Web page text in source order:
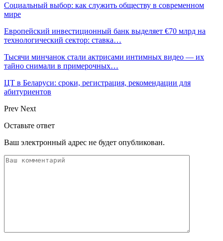
Социальный выбор: как служить обществу в современном
мире
Европейский инвестиционный банк выделяет €70 млрд на
технологический сектор: ставка…
Тысячи минчанок стали актрисами интимных видео — их
тайно снимали в примерочных…
ЦТ в Беларуси: сроки, регистрация, рекомендации для
абитуриентов
Prev Next
Оставьте ответ
Ваш электронный адрес не будет опубликован.